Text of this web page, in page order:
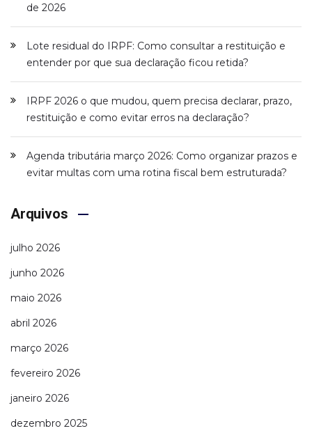
de 2026
Lote residual do IRPF: Como consultar a restituição e
entender por que sua declaração ficou retida?
IRPF 2026 o que mudou, quem precisa declarar, prazo,
restituição e como evitar erros na declaração?
Agenda tributária março 2026: Como organizar prazos e
evitar multas com uma rotina fiscal bem estruturada?
Arquivos
julho 2026
junho 2026
maio 2026
abril 2026
março 2026
fevereiro 2026
janeiro 2026
dezembro 2025